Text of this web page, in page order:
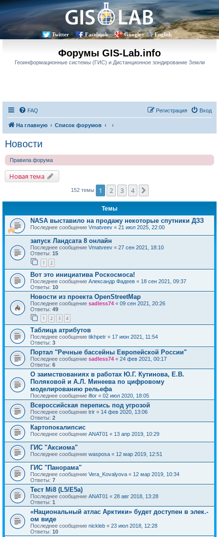
Twitter Facebook Google+ English
Форумы GIS-Lab.info
Геоинформационные системы (ГИС) и Дистанционное зондирование Земли
FAQ Вход
Регистрация
На главную Список форумов
Новости
Правила форума
Новая тема
152 темы 1 2 3 4
Темы
NASA выставило на продажу некоторые спутники ДЗЗ
Последнее сообщение Vmatveev « 21 июл 2025, 22:00
запуск Ландсата 8 онлайн
Последнее сообщение Vmatveev « 27 сен 2021, 18:10
Ответы: 15
1 2
Вот это инициатива Роскосмоса!
Последнее сообщение Александр Фадеев « 18 сен 2021, 09:37
Ответы: 10
Новости из проекта OpenStreetMap
Последнее сообщение sadless74 « 09 сен 2021, 20:26
Ответы: 49
1 2 3 4
Таблица атрибутов
Последнее сообщение tikhpetr « 17 июн 2021, 11:54
Ответы: 3
Портал "Речные бассейны Европейской России"
Последнее сообщение sadless74 « 24 фев 2021, 00:17
Ответы: 6
О заимствованиях в работах Ю.Г. Кутинова, Е.В.
Поляковой и А.Л. Минеева по цифровому
моделированию рельефа
Последнее сообщение iflor « 02 июл 2020, 18:05
Всероссийская перепись под угрозой
Последнее сообщение trir « 14 фев 2020, 13:06
Ответы: 2
Картопокалипсис
Последнее сообщение ANAT01 « 13 апр 2019, 10:29
ГИС "Аксиома"
Последнее сообщение wasposa « 12 мар 2019, 12:51
ГИС "Панорама"
Последнее сообщение Vera_Kovalyova « 12 мар 2019, 10:34
Ответы: 7
Тест Mi8 (L5/E5a)
Последнее сообщение ANAT01 « 28 авг 2018, 13:28
Ответы: 1
«Национальный атлас Арктики» будет доступен в элек.-
ом виде
Последнее сообщение nickleb « 23 июл 2018, 12:28
Ответы: 10